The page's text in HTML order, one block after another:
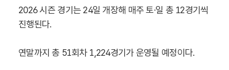
2026 시즌 경기는 24일 개장해 매주 토·일 총 12경기씩
진행된다.
연말까지 총 51회차 1,224경기가 운영될 예정이다.